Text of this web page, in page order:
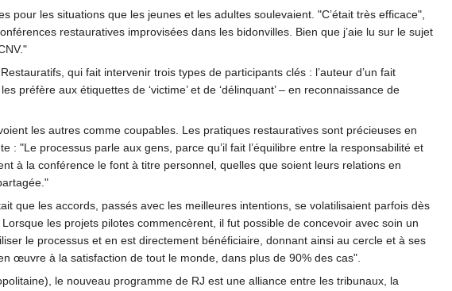
les situations que les jeunes et les adultes soulevaient. "C’était très efficace",
restauratives improvisées dans les bidonvilles. Bien que j’aie lu sur le sujet
qui fait intervenir trois types de participants clés : l’auteur d’un fait
préfère aux étiquettes de ‘victime’ et de ‘délinquant’ – en reconnaissance de
les autres comme coupables. Les pratiques restauratives sont précieuses en
"Le processus parle aux gens, parce qu’il fait l’équilibre entre la responsabilité et
à la conférence le font à titre personnel, quelles que soient leurs relations en
que les accords, passés avec les meilleures intentions, se volatilisaient parfois dès
les projets pilotes commencèrent, il fut possible de concevoir avec soin un
le processus et en est directement bénéficiaire, donnant ainsi au cercle et à ses
œuvre à la satisfaction de tout le monde, dans plus de 90% des cas".
le nouveau programme de RJ est une alliance entre les tribunaux, la